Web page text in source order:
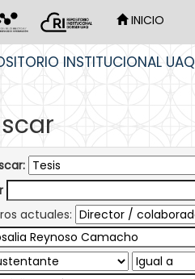
INICIO
INSTITUCIONAL UAQ
actuales: